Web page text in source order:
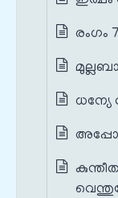
രംഗം
ധന്യേ